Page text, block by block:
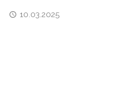
10.03.2025